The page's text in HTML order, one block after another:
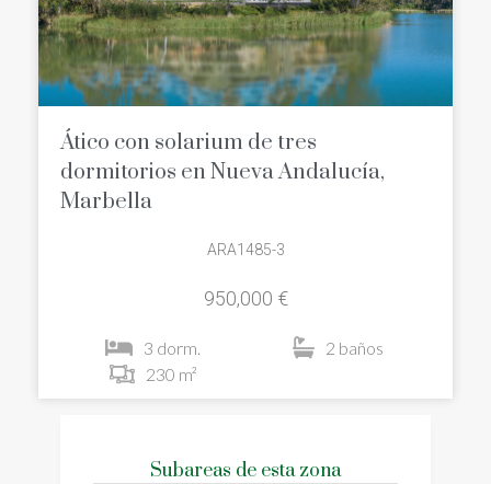
Ático con solarium de tres
dormitorios en Nueva Andalucía,
Marbella
ARA1485-3
950,000 €
3 dorm.
2 baños
230 m²
Subareas de esta zona